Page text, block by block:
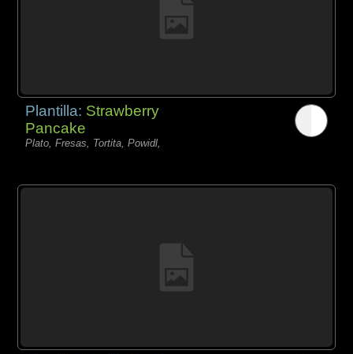
Plantilla: Strawberry
Pancake
Plato, Fresas, Tortita, Powidl,